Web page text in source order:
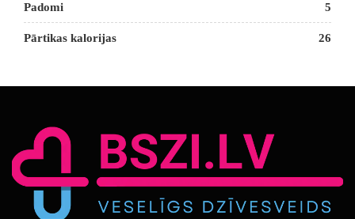
Padomi 5
Pārtikas kalorijas 26